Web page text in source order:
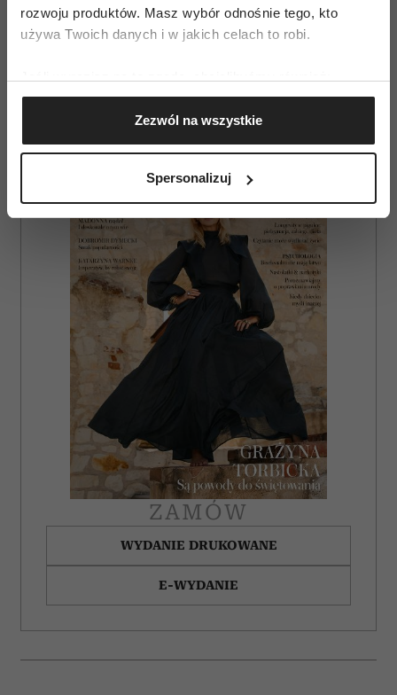
rozwoju produktów. Masz wybór odnośnie tego, kto
używa Twoich danych i w jakich celach to robi.
Gromadzić dane dotyczące Twojej lokalizacji
geograficznej z dokładnością nawet do kilku metrów
Identyfikować Twoje urządzenie, aktywnie
(fingerprinting, czyli wirtualny odcisk palca)
dane są przetwarzane oraz ustaw własne preferencje w
sekcji szczegółów
. W Deklaracji plików cookie możesz
zmienić lub wycofać swoją zgodę w dowolnej chwili.
Wykorzystujemy pliki cookie do spersonalizowania treści
i reklam, aby oferować funkcje społecznościowe i
analizować ruch w naszej witrynie. Informacje o tym, jak
korzystasz z naszej witryny, udostępniamy partnerom
społecznościowym, reklamowym i analitycznym.
Partnerzy mogą połączyć te informacje z innymi danymi
otrzymanymi od Ciebie lub uzyskanymi podczas
korzystania z ich usług.
Zezwól na wszystkie
Spersonalizuj
AUTOPROMOCJA
ZAMÓW
WYDANIE DRUKOWANE
E-WYDANIE